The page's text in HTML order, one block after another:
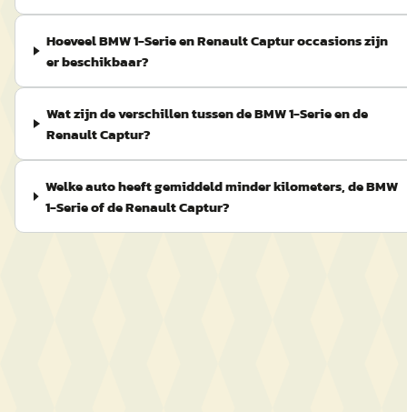
Hoeveel BMW 1-Serie en Renault Captur occasions zijn
er beschikbaar?
Wat zijn de verschillen tussen de BMW 1-Serie en de
Renault Captur?
Welke auto heeft gemiddeld minder kilometers, de BMW
1-Serie of de Renault Captur?